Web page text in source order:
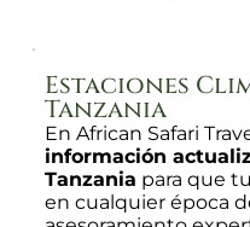
Estaciones
Tanzania
En African Safari
información
Tanzania para que
en cualquier época